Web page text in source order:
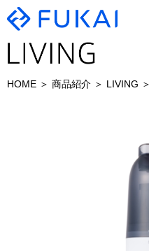
HOME 商品紹介 LIVING